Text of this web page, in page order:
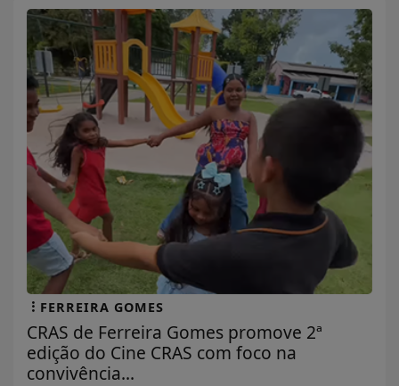
FERREIRA GOMES
CRAS de Ferreira Gomes promove 2ª
edição do Cine CRAS com foco na
convivência...